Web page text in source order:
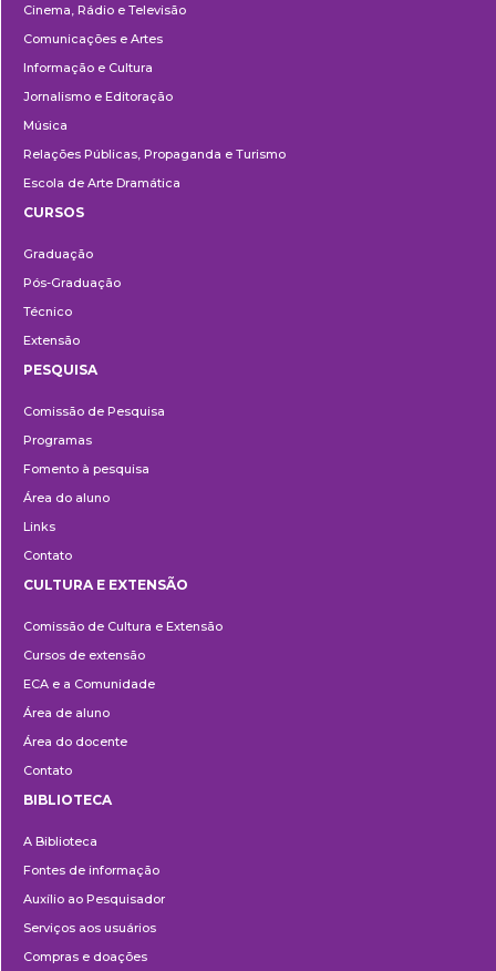
Cinema, Rádio e Televisão
Comunicações e Artes
Informação e Cultura
Jornalismo e Editoração
Música
Relações Públicas, Propaganda e Turismo
Escola de Arte Dramática
CURSOS
Graduação
Pós-Graduação
Técnico
Extensão
PESQUISA
Comissão de Pesquisa
Programas
Fomento à pesquisa
Área do aluno
Links
Contato
e
Extensão
CULTURA E EXTENSÃO
Comissão de Cultura e Extensão
Cursos de extensão
ECA e a Comunidade
Área de aluno
Área do docente
Contato
BIBLIOTECA
A Biblioteca
Fontes de informação
Auxílio ao Pesquisador
Serviços aos usuários
Compras e doações